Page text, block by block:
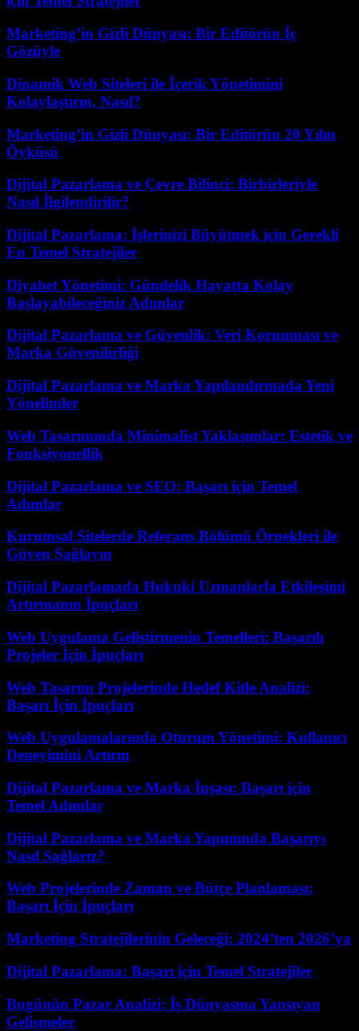
Marketing’in Gizli Dünyası: Bir Editörün İç
Gözüyle
Dinamik Web Siteleri ile İçerik Yönetimini
Kolaylaştırın, Nasıl?
Marketing’in Gizli Dünyası: Bir Editörün 20 Yılın
Öyküsü
Dijital Pazarlama ve Çevre Bilinci: Birbirleriyle
Nasıl İlgilendirilir?
Dijital Pazarlama: İşlerinizi Büyütmek için Gerekli
En Temel Stratejiler
Diyabet Yönetimi: Gündelik Hayatta Kolay
Başlayabileceğiniz Adımlar
Dijital Pazarlama ve Güvenlik: Veri Korunması ve
Marka Güvenilirliği
Dijital Pazarlama ve Marka Yapılandırmada Yeni
Yönelimler
Web Tasarımında Minimalist Yaklaşımlar: Estetik ve
Fonksiyonellik
Dijital Pazarlama ve SEO: Başarı için Temel
Adımlar
Kurumsal Sitelerde Referans Bölümü Örnekleri ile
Güven Sağlayın
Dijital Pazarlamada Hukuki Uzmanlarla Etkileşimi
Artırmanın İpuçları
Web Uygulama Geliştirmenin Temelleri: Başarılı
Projeler İçin İpuçları
Web Tasarım Projelerinde Hedef Kitle Analizi:
Başarı İçin İpuçları
Web Uygulamalarında Oturum Yönetimi: Kullanıcı
Deneyimini Artırın
Dijital Pazarlama ve Marka İnşası: Başarı için
Temel Adımlar
Dijital Pazarlama ve Marka Yapımında Başarıyı
Nasıl Sağlarız?
Web Projelerinde Zaman ve Bütçe Planlaması:
Başarı İçin İpuçları
Marketing Stratejilerinin Geleceği: 2024’ten 2026’ya
Dijital Pazarlama: Başarı için Temel Stratejiler
Bugünün Pazar Analizi: İş Dünyasına Yansıyan
Gelişmeler